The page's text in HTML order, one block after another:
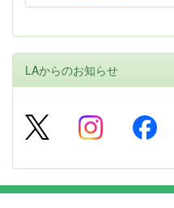
LAからのお知らせ